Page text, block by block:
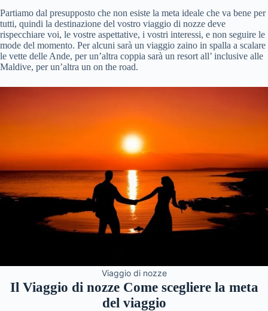
Partiamo dal presupposto che non esiste la meta ideale che va bene per
tutti, quindi la destinazione del vostro viaggio di nozze deve
rispecchiare voi, le vostre aspettative, i vostri interessi, e non seguire le
mode del momento. Per alcuni sarà un viaggio zaino in spalla a scalare
le vette delle Ande, per un’altra coppia sarà un resort all’ inclusive alle
Maldive, per un’altra un on the road.
Viaggio di nozze
Il Viaggio di nozze Come scegliere la meta
del viaggio